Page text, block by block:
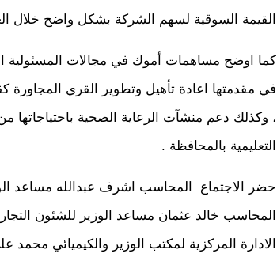
القيمة السوقية لسهم الشركة بشكل واضح خلال
كما اوضح مساهمات أموك في مجالات المسئولية
في مقدمتها اعادة تأهيل وتطوير القري المجاورة
، وكذلك دعم منشآت الرعاية الصحية باحتياجاتها
التعليمية بالمحافظة .
حضر الاجتماع المحاسب اشرف عبدالله مساعد
المحاسب خالد عثمان مساعد الوزير للشئون
الادارة المركزية لمكتب الوزير والكيميائي